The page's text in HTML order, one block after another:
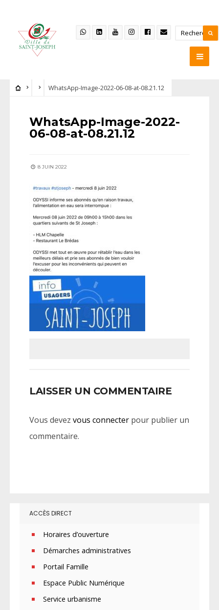
WhatsApp-Image-2022-06-08-at-08.21.12
WhatsApp-Image-2022-
06-08-at-08.21.12
8 JUIN 2022
LAISSER UN COMMENTAIRE
Vous devez vous connecter pour publier un
commentaire.
ACCÈS DIRECT
Horaires d’ouverture
Démarches administratives
Portail Famille
Espace Public Numérique
Service urbanisme